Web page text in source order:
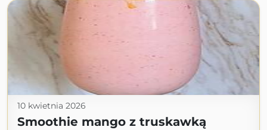
10 kwietnia 2026
Smoothie mango z truskawką